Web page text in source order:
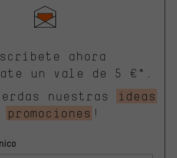
ahora
un vale de 5 €*.
nuestras
ideas
promociones !